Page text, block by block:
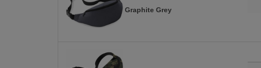
Graphite Grey